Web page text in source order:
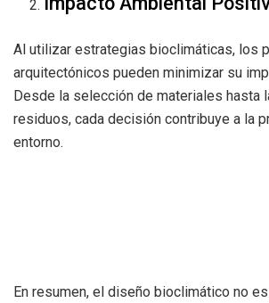
Al utilizar estrategias bioclimáticas, los
arquitectónicos pueden minimizar su
Desde la selección de materiales hasta
residuos, cada decisión contribuye a la
entorno.
En resumen, el diseño bioclimático no